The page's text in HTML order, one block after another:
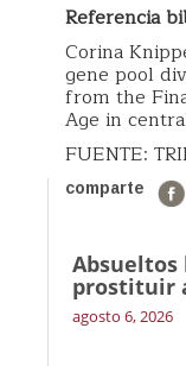
Referencia
Corina
gene pool
from the
Age in
FUENTE:
comparte
Absueltos
prostituir
agosto 6, 2026